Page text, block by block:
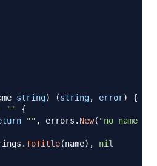
string) (string, error)
{
""
{
"" , errors . New( "no name
.ToTitle(name) ,
nil